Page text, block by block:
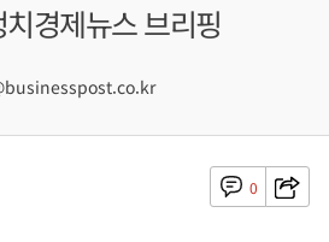
경제뉴스 브리핑
0